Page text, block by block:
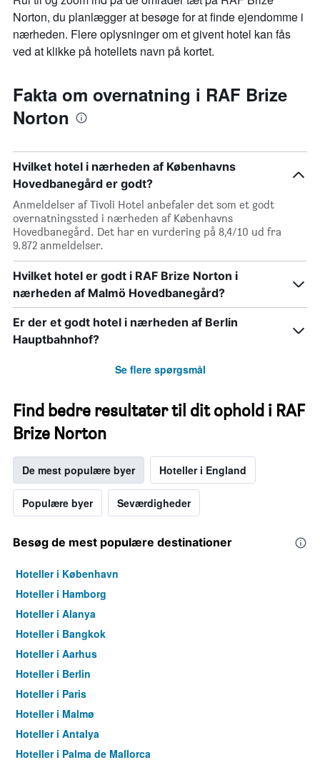
Norton, du planlægger at besøge for at finde ejendomme i
nærheden. Flere oplysninger om et givent hotel kan fås
ved at klikke på hotellets navn på kortet.
Fakta om overnatning i RAF Brize
Norton
Hvilket hotel i nærheden af Københavns
Hovedbanegård er godt?
Anmeldelser af Tivoli Hotel anbefaler det som et godt
overnatningssted i nærheden af Københavns
Hovedbanegård. Det har en vurdering på 8,4/10 ud fra
9.872 anmeldelser.
Hvilket hotel er godt i RAF Brize Norton i
nærheden af Malmö Hovedbanegård?
Er der et godt hotel i nærheden af Berlin
Hauptbahnhof?
Se flere spørgsmål
Find bedre resultater til dit ophold i RAF
Brize Norton
De mest populære byer Hoteller i England
Populære byer Seværdigheder
Besøg de mest populære destinationer
Hoteller i København
Hoteller i Hamborg
Hoteller i Alanya
Hoteller i Bangkok
Hoteller i Aarhus
Hoteller i Berlin
Hoteller i Paris
Hoteller i Malmø
Hoteller i Antalya
Hoteller i Palma de Mallorca